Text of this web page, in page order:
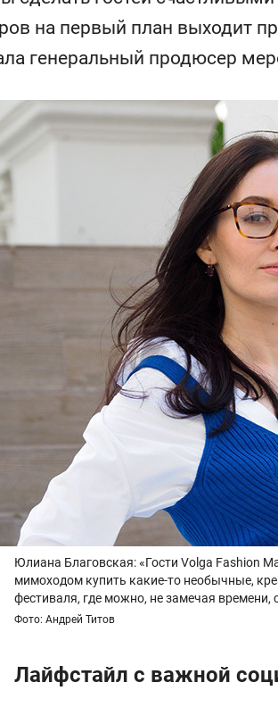
на первый план выходит
генеральный продюсер
Юлиана Благовская: «Гости Volga Fashion
мимоходом купить какие-то необычные,
фестиваля, где можно, не замечая
Фото: Андрей Титов
Лайфстайл с важной